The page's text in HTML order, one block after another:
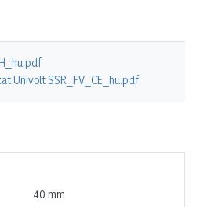
Univolt SSR_FV_CE_hu.pdf
40 mm